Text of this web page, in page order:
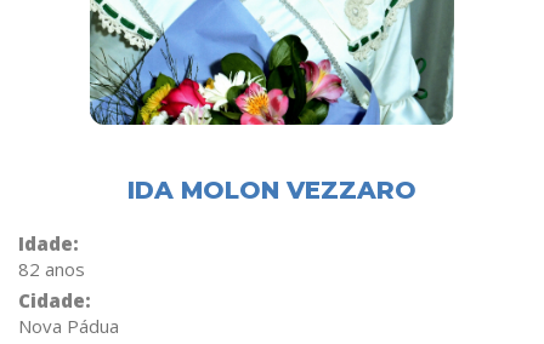
IDA MOLON VEZZARO
Idade:
82 anos
Cidade:
Nova Pádua